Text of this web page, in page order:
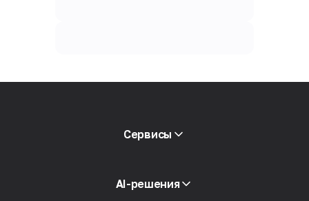
Сервисы
Мобильные прокси
Резидентские прокси
AI-решения